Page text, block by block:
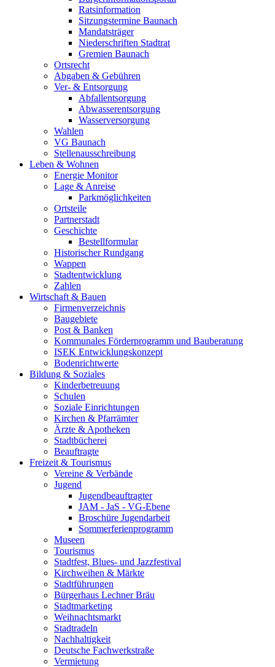
Ratsinformation
Sitzungstermine Baunach
Mandatsträger
Niederschriften Stadtrat
Gremien Baunach
Ortsrecht
Abgaben & Gebühren
Ver- & Entsorgung
Abfallentsorgung
Abwasserentsorgung
Wasserversorgung
Wahlen
VG Baunach
Stellenausschreibung
Leben & Wohnen
Energie Monitor
Lage & Anreise
Parkmöglichkeiten
Ortsteile
Partnerstadt
Geschichte
Bestellformular
Historischer Rundgang
Wappen
Stadtentwicklung
Zahlen
Wirtschaft & Bauen
Firmenverzeichnis
Baugebiete
Post & Banken
Kommunales Förderprogramm und Bauberatung
ISEK Entwicklungskonzept
Bodenrichtwerte
Bildung & Soziales
Kinderbetreuung
Schulen
Soziale Einrichtungen
Kirchen & Pfarrämter
Ärzte & Apotheken
Stadtbücherei
Beauftragte
Freizeit & Tourismus
Vereine & Verbände
Jugend
Jugendbeauftragter
JAM - JaS - VG-Ebene
Broschüre Jugendarbeit
Sommerferienprogramm
Museen
Tourismus
Stadtfest, Blues- und Jazzfestival
Kirchweihen & Märkte
Stadtführungen
Bürgerhaus Lechner Bräu
Stadtmarketing
Weihnachtsmarkt
Stadtradeln
Nachhaltigkeit
Deutsche Fachwerkstraße
Vermietung